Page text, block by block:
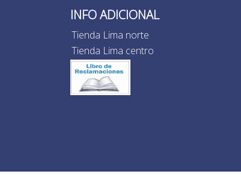
INFO ADICIONAL
Tienda Lima norte
Tienda Lima centro